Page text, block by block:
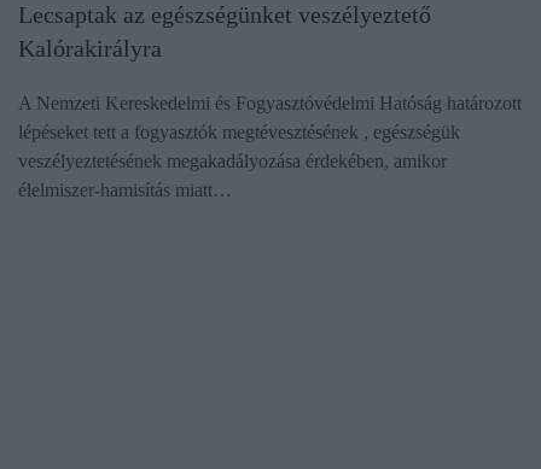
Lecsaptak az egészségünket veszélyeztető
Kalórakirályra
A Nemzeti Kereskedelmi és Fogyasztóvédelmi Hatóság határozott
lépéseket tett a fogyasztók megtévesztésének , egészségük
veszélyeztetésének megakadályozása érdekében, amikor
élelmiszer-hamisítás miatt…